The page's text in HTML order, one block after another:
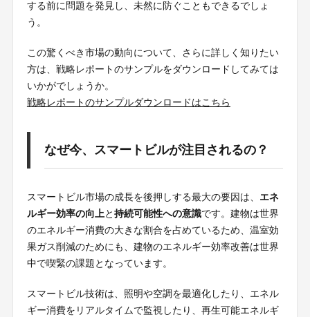
する前に問題を発見し、未然に防ぐこともできるでしょ
う。
この驚くべき市場の動向について、さらに詳しく知りたい
方は、戦略レポートのサンプルをダウンロードしてみては
いかがでしょうか。
戦略レポートのサンプルダウンロードはこちら
なぜ今、スマートビルが注目されるの？
スマートビル市場の成長を後押しする最大の要因は、 エネ
ルギー効率の向上と 持続可能性への意識です。建物は世界
のエネルギー消費の大きな割合を占めているため、温室効
果ガス削減のためにも、建物のエネルギー効率改善は世界
中で喫緊の課題となっています。
スマートビル技術は、照明や空調を最適化したり、エネル
ギー消費をリアルタイムで監視したり、再生可能エネルギ